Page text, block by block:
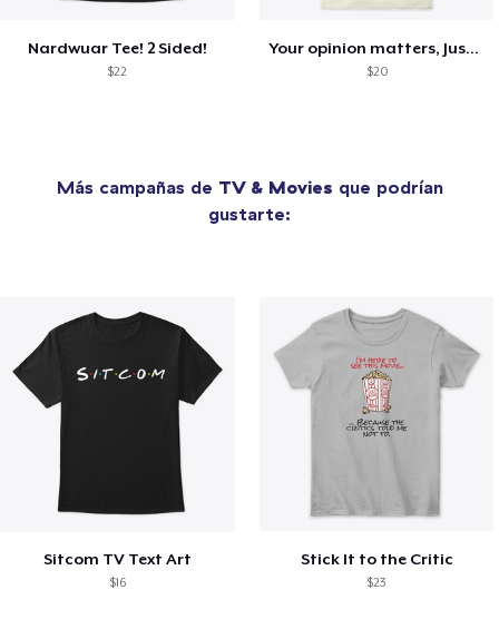
Nardwuar Tee! 2 Sided!
$22
Your opinion matters, Just not to me!
$20
Más campañas de TV & Movies que podrían
gustarte:
Sitcom TV Text Art
$16
Stick It to the Critic
$23